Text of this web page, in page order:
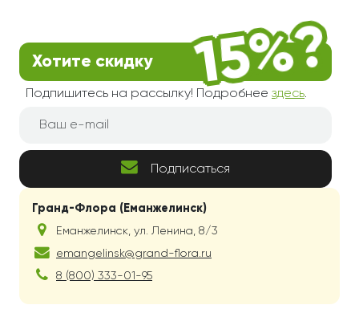
Гранд-Флора (Еманжелинск)
Еманжелинск, ул. Ленина, 8/3
emangelinsk@grand-flora.ru
8 (800) 333-01-95
Хотите скидку
Подпишитесь на рассылку! Подробнее здесь.
Подписаться